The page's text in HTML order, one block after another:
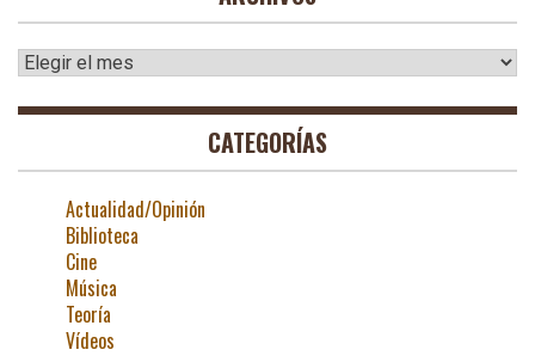
Archivos
CATEGORÍAS
Actualidad/Opinión
Biblioteca
Cine
Música
Teoría
Vídeos